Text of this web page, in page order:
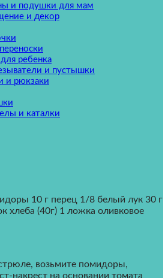
и подушки для мам
и декор
ребенка
и пустышки
и рюкзаки
и каталки
10 г перец 1/8 белый лук 30 г
хлеба (40г) 1 ложка оливковое
возьмите помидоры,
накрест на основании томата